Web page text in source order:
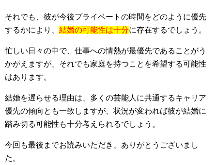
それでも、彼が今後プライベートの時間をどのように優先
するかにより、 結婚の可能性は十分に存在するでしょう。
忙しい日々の中で、仕事への情熱が最優先であることがう
かがえますが、それでも家庭を持つことを希望する可能性
はあります。
結婚を遅らせる理由は、多くの芸能人に共通するキャリア
優先の傾向とも一致しますが、状況が変われば彼が結婚に
踏み切る可能性も十分考えられるでしょう。
今回も最後までお読みいただき、ありがとうございまし
た。